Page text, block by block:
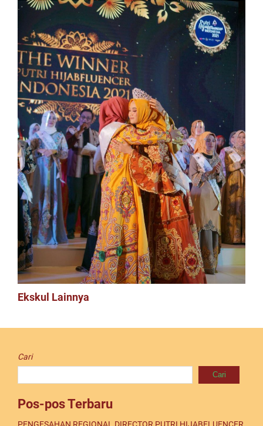
Ekskul Lainnya
Cari
Cari
Pos-pos Terbaru